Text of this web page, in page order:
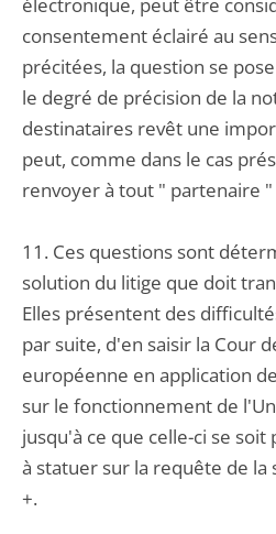
consentement éclairé au
précitées, la question se
le degré de précision de la
destinataires revêt une
peut, comme dans le cas
renvoyer à tout " partenaire
11. Ces questions sont
solution du litige que doit
Elles présentent des
par suite, d'en saisir la Cour
européenne en application
sur le fonctionnement de
jusqu'à ce que celle-ci se
à statuer sur la requête de la
+.